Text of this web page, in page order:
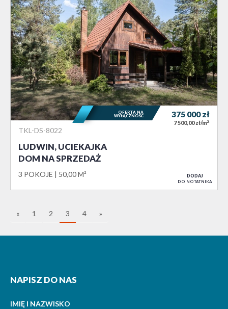
TKL-DS-8022
LUDWIN, UCIEKAJKA
DOM NA SPRZEDAŻ
3 POKOJE 50,00 M²
375 000zł
7 500,00 zł/m2
OFERTA NA
WYŁĄCZNOŚĆ
DODAJ
DO NOTATNIKA
« 1 2 3 4 »
NAPISZ DO NAS
IMIĘ I NAZWISKO